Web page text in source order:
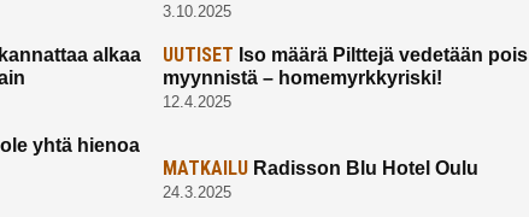
3.10.2025
alkaa
UUTISET Iso määrä Pilttejä vedetään pois
myynnistä – homemyrkkyriski!
12.4.2025
yhtä hienoa
MATKAILU Radisson Blu Hotel Oulu
24.3.2025